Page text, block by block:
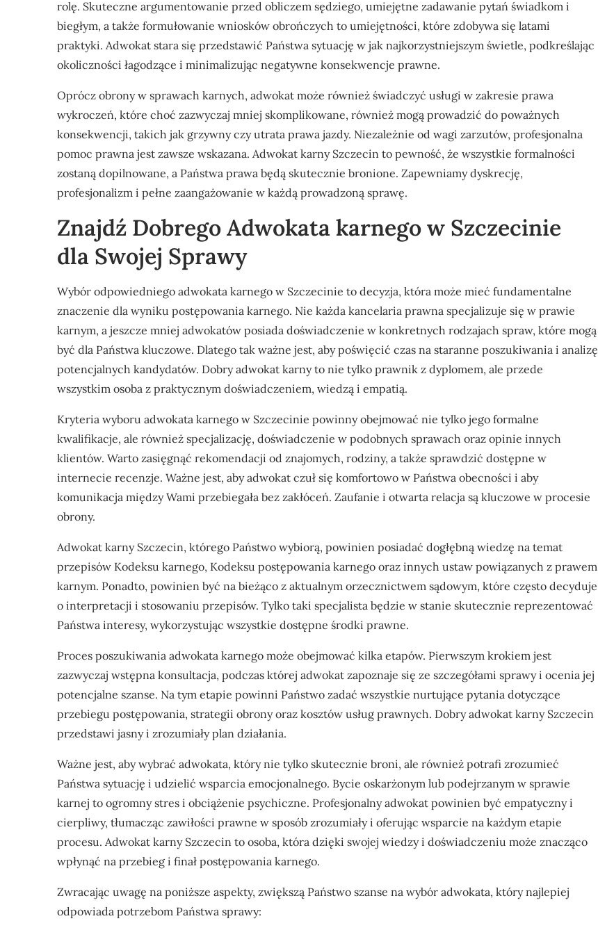
rolę. Skuteczne argumentowanie przed obliczem sędziego, umiejętne zadawanie pytań świadkom i
biegłym, a także formułowanie wniosków obrończych to umiejętności, które zdobywa się latami
praktyki. Adwokat stara się przedstawić Państwa sytuację w jak najkorzystniejszym świetle, podkreślając
okoliczności łagodzące i minimalizując negatywne konsekwencje prawne.
Oprócz obrony w sprawach karnych, adwokat może również świadczyć usługi w zakresie prawa
wykroczeń, które choć zazwyczaj mniej skomplikowane, również mogą prowadzić do poważnych
konsekwencji, takich jak grzywny czy utrata prawa jazdy. Niezależnie od wagi zarzutów, profesjonalna
pomoc prawna jest zawsze wskazana. Adwokat karny Szczecin to pewność, że wszystkie formalności
zostaną dopilnowane, a Państwa prawa będą skutecznie bronione. Zapewniamy dyskrecję,
profesjonalizm i pełne zaangażowanie w każdą prowadzoną sprawę.
Znajdź Dobrego Adwokata karnego w Szczecinie
dla Swojej Sprawy
Wybór odpowiedniego adwokata karnego w Szczecinie to decyzja, która może mieć fundamentalne
znaczenie dla wyniku postępowania karnego. Nie każda kancelaria prawna specjalizuje się w prawie
karnym, a jeszcze mniej adwokatów posiada doświadczenie w konkretnych rodzajach spraw, które mogą
być dla Państwa kluczowe. Dlatego tak ważne jest, aby poświęcić czas na staranne poszukiwania i analizę
potencjalnych kandydatów. Dobry adwokat karny to nie tylko prawnik z dyplomem, ale przede
wszystkim osoba z praktycznym doświadczeniem, wiedzą i empatią.
Kryteria wyboru adwokata karnego w Szczecinie powinny obejmować nie tylko jego formalne
kwalifikacje, ale również specjalizację, doświadczenie w podobnych sprawach oraz opinie innych
klientów. Warto zasięgnąć rekomendacji od znajomych, rodziny, a także sprawdzić dostępne w
internecie recenzje. Ważne jest, aby adwokat czuł się komfortowo w Państwa obecności i aby
komunikacja między Wami przebiegała bez zakłóceń. Zaufanie i otwarta relacja są kluczowe w procesie
obrony.
Adwokat karny Szczecin, którego Państwo wybiorą, powinien posiadać dogłębną wiedzę na temat
przepisów Kodeksu karnego, Kodeksu postępowania karnego oraz innych ustaw powiązanych z prawem
karnym. Ponadto, powinien być na bieżąco z aktualnym orzecznictwem sądowym, które często decyduje
o interpretacji i stosowaniu przepisów. Tylko taki specjalista będzie w stanie skutecznie reprezentować
Państwa interesy, wykorzystując wszystkie dostępne środki prawne.
Proces poszukiwania adwokata karnego może obejmować kilka etapów. Pierwszym krokiem jest
zazwyczaj wstępna konsultacja, podczas której adwokat zapoznaje się ze szczegółami sprawy i ocenia jej
potencjalne szanse. Na tym etapie powinni Państwo zadać wszystkie nurtujące pytania dotyczące
przebiegu postępowania, strategii obrony oraz kosztów usług prawnych. Dobry adwokat karny Szczecin
przedstawi jasny i zrozumiały plan działania.
Ważne jest, aby wybrać adwokata, który nie tylko skutecznie broni, ale również potrafi zrozumieć
Państwa sytuację i udzielić wsparcia emocjonalnego. Bycie oskarżonym lub podejrzanym w sprawie
karnej to ogromny stres i obciążenie psychiczne. Profesjonalny adwokat powinien być empatyczny i
cierpliwy, tłumacząc zawiłości prawne w sposób zrozumiały i oferując wsparcie na każdym etapie
procesu. Adwokat karny Szczecin to osoba, która dzięki swojej wiedzy i doświadczeniu może znacząco
wpłynąć na przebieg i finał postępowania karnego.
Zwracając uwagę na poniższe aspekty, zwiększą Państwo szanse na wybór adwokata, który najlepiej
odpowiada potrzebom Państwa sprawy: